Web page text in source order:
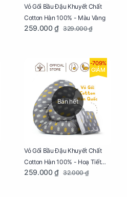
Vỏ Gối Bầu Đậu Khuyết Chất
Cotton Hàn 100% - Màu Vàng
259.000 ₫ 329.000 ₫
Bán hết
-709%
GIẢM
Vỏ Gối Bầu Đậu Khuyết Chất
Cotton Hàn 100% - Hoạ Tiết
Xương Cá
259.000 ₫ 32.000 ₫